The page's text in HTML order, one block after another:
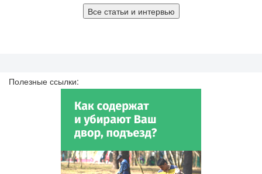
Все статьи и интервью
Полезные ссылки: